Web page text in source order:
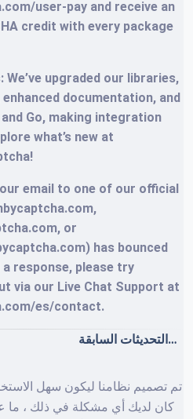
user-pay and receive an
credit with every package
We’ve upgraded our libraries,
documentation, and
Go, making integration
what’s new at
email to one of our official
or
has bounced
a response, please try
via our Live Chat Support at
es/contact.
التحديثات السابقة…
تم تصميم نظامنا ليكون سهل
كان لديك أي مشكلة في ذلك ، ما